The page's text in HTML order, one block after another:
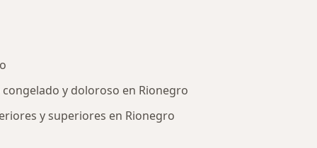
y doloroso en Rionegro
y superiores en Rionegro